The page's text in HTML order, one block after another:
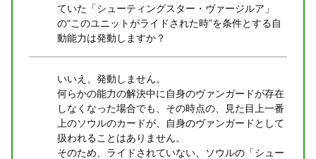
ていた「シューティングスター・ヴァージルア」
の“このユニットがライドされた時”を条件とする自
動能力は発動しますか？
いいえ、発動しません。
何らかの能力の解決中に自身のヴァンガードが存在
しなくなった場合でも、その時点の、見た目上一番
上のソウルのカードが、自身のヴァンガードとして
扱われることはありません。
そのため、ライドされていない、ソウルの「シュー